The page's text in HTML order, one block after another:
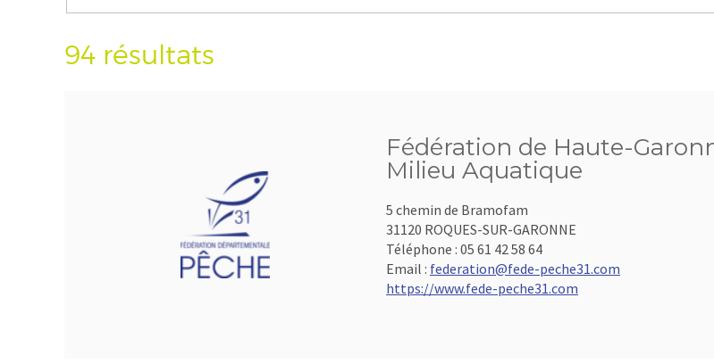
94 résultats
Fédération de Haute-
Milieu Aquatique
5 chemin de Bramofam
31120 ROQUES-SUR-GARONNE
Téléphone : 05 61 42 58 64
Email : federation@fede-peche31.com
https://www.fede-peche31.com